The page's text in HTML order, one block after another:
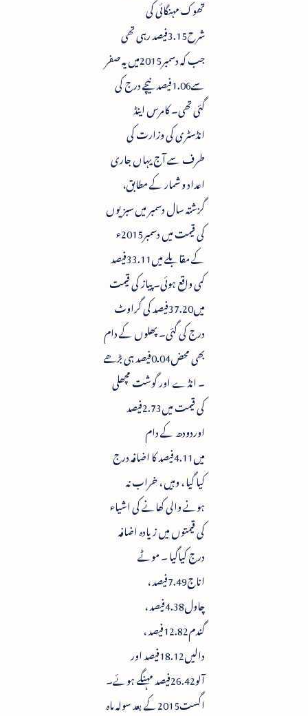
تھوک مہنگائی کی
شرح3.15فیصد رہی تھی
جب کہ دسمبر2015میں یہ صفر
سے1.06فیصد نیچے درج کی
گئی تھی۔ کامرس اینڈ
انڈسٹری کی وزارت کی
طرف سے آج یہاں جاری
اعداد و شمار کے مطابق،
گزشتہ سال دسمبر میں سبزیوں
کی قیمت میں دسمبر2015ء
کے مقابلے میں33.11فیصد
کمی واقع ہوئی۔ پیاز کی قیمت
میں37.20فیصد کی گراوٹ
درج کی گئی۔ پھلوں کے دام
بھی محض0.04فیصد ہی بڑھے
۔ انڈے اور گوشت مچھلی
کی قیمت میں2.73فیصد
اوردودھ کے دام
میں4.11فیصد کا اضافہ درج
کیا گیا ، وہیں ، خراب نہ
ہونے والی کھانے کی اشیاء
کی قیمتوں میں زیادہ اضافہ
درج کیاگیا ۔ موٹے
اناج7.49فیصد ،
چاول4.38فیصد ،
گندم12.82فیصد ،
دالیں18.12فیصد اور
آلو26.42فیصد مہنگے ہوئے۔
اگست2015کے بعد سولہ ماہ